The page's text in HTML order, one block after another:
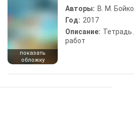
показать
обложку
Авторы: В. М.
Год: 2017
Описание: Тетрадь
работ